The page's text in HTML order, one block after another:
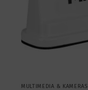
MULTIMEDIA & KAMERAS